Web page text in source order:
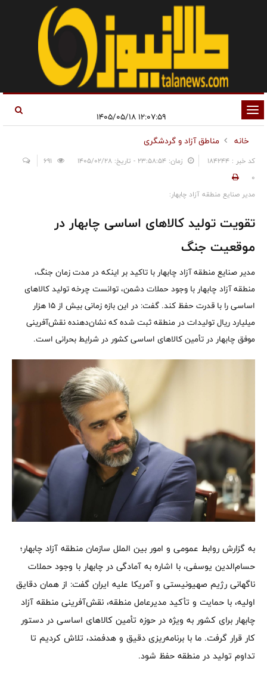
تغییر
وضعیت
ناوبری
۱۲:۰۷:۵۹ ۱۴۰۵/۰۵/۱۸
خانه
مناطق آزاد و گردشگری
کد خبر : 184244 زمان: ۲۳:۵۸:۵۴ - تاریخ: ۱۴۰۵/۰۲/۲۸
0
مدیر صنایع منطقه آزاد چابهار:
تقویت تولید کالاهای اساسی چابهار در
موقعیت جنگ
مدیر صنایع منطقه آزاد چابهار با تاکید بر اینکه در مدت زمان جنگ،
منطقه آزاد چابهار با وجود حملات دشمن، توانست چرخه تولید کالاهای
اساسی را با قدرت حفظ کند. گفت: در این بازه زمانی بیش از ۱۵ هزار
میلیارد ریال تولیدات در منطقه ثبت شده که نشان‌دهنده نقش‌آفرینی
موفق چابهار در تأمین کالاهای اساسی کشور در شرایط بحرانی است.
به گزارش روابط عمومی و امور بین الملل سازمان منطقه آزاد چابهار؛
حسام‌الدین یوسفی، با اشاره به آمادگی در چابهار با وجود حملات
ناگهانی رژیم صهیونیستی و آمریکا علیه ایران گفت: از همان دقایق
اولیه، با حمایت و تأکید مدیرعامل منطقه، نقش‌آفرینی منطقه آزاد
چابهار برای کشور به ویژه در حوزه تأمین کالاهای اساسی در دستور
کار قرار گرفت. ما با برنامه‌ریزی دقیق و هدفمند، تلاش کردیم تا
تداوم تولید در منطقه حفظ شود.